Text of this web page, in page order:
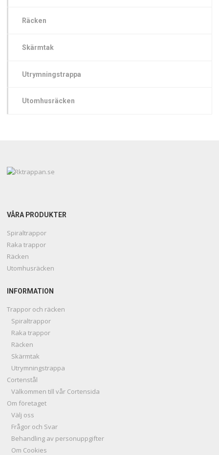
Räcken
Skärmtak
Utrymningstrappa
Utomhusräcken
VÅRA PRODUKTER
Spiraltrappor
Raka trappor
Räcken
Utomhusräcken
INFORMATION
Trappor och räcken
Spiraltrappor
Raka trappor
Räcken
Skärmtak
Utrymningstrappa
Cortenstål
Välkommen till vår Cortensida
Om företaget
Välj oss
Frågor och Svar
Behandling av personuppgifter
Om Cookies